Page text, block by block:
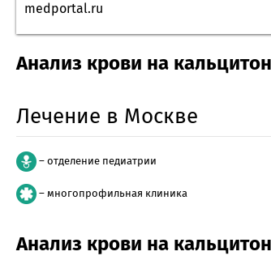
medportal.ru
Анализ крови на
Лечение в Москве
– отделение педиатрии
– многопрофильная клиника
Анализ крови на